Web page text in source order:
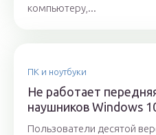
компьютеру,...
ПК и ноутбуки
Не работает
наушников Windows
Пользователи десятой